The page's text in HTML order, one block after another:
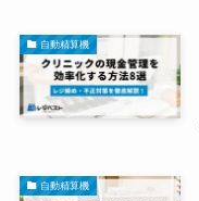
自動精算機
自動精算機